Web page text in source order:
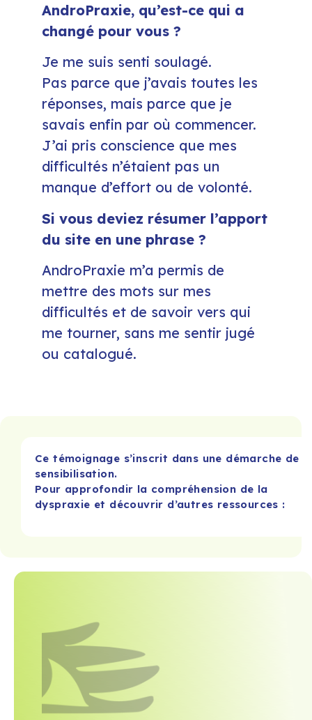
AndroPraxie, qu’est-ce qui a
changé pour vous ?
Je me suis senti soulagé.
Pas parce que j’avais toutes les
réponses, mais parce que je
savais enfin par où commencer.
J’ai pris conscience que mes
difficultés n’étaient pas un
manque d’effort ou de volonté.
Si vous deviez résumer l’apport
du site en une phrase ?
AndroPraxie m’a permis de
mettre des mots sur mes
difficultés et de savoir vers qui
me tourner, sans me sentir jugé
ou catalogué.
Ce témoignage s’inscrit dans une démarche de
sensibilisation.
Pour approfondir la compréhension de la
dyspraxie et découvrir d’autres ressources :